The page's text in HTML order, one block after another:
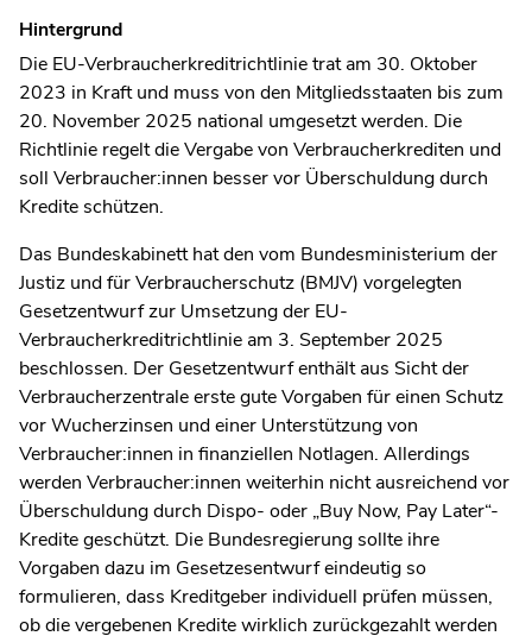
Hintergrund
Die EU-Verbraucherkreditrichtlinie trat am 30. Oktober
2023 in Kraft und muss von den Mitgliedsstaaten bis zum
20. November 2025 national umgesetzt werden. Die
Richtlinie regelt die Vergabe von Verbraucherkrediten und
soll Verbraucher:innen besser vor Überschuldung durch
Kredite schützen.
Das Bundeskabinett hat den vom Bundesministerium der
Justiz und für Verbraucherschutz (BMJV) vorgelegten
Gesetzentwurf zur Umsetzung der EU-
Verbraucherkreditrichtlinie am 3. September 2025
beschlossen. Der Gesetzentwurf enthält aus Sicht der
Verbraucherzentrale erste gute Vorgaben für einen Schutz
vor Wucherzinsen und einer Unterstützung von
Verbraucher:innen in finanziellen Notlagen. Allerdings
werden Verbraucher:innen weiterhin nicht ausreichend vor
Überschuldung durch Dispo- oder „Buy Now, Pay Later“-
Kredite geschützt. Die Bundesregierung sollte ihre
Vorgaben dazu im Gesetzesentwurf eindeutig so
formulieren, dass Kreditgeber individuell prüfen müssen,
ob die vergebenen Kredite wirklich zurückgezahlt werden